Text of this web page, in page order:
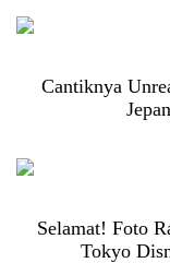
Cantiknya
Selamat! Foto
Tokyo